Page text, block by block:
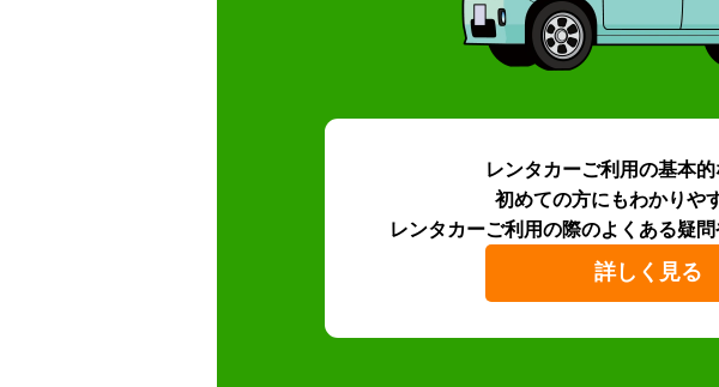
レンタカーご利用の基本
初めての方にもわかりや
レンタカーご利用の際のよくある疑問
詳しく見る